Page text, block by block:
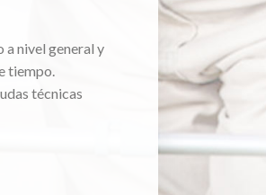
a nivel general y
tiempo.
técnicas